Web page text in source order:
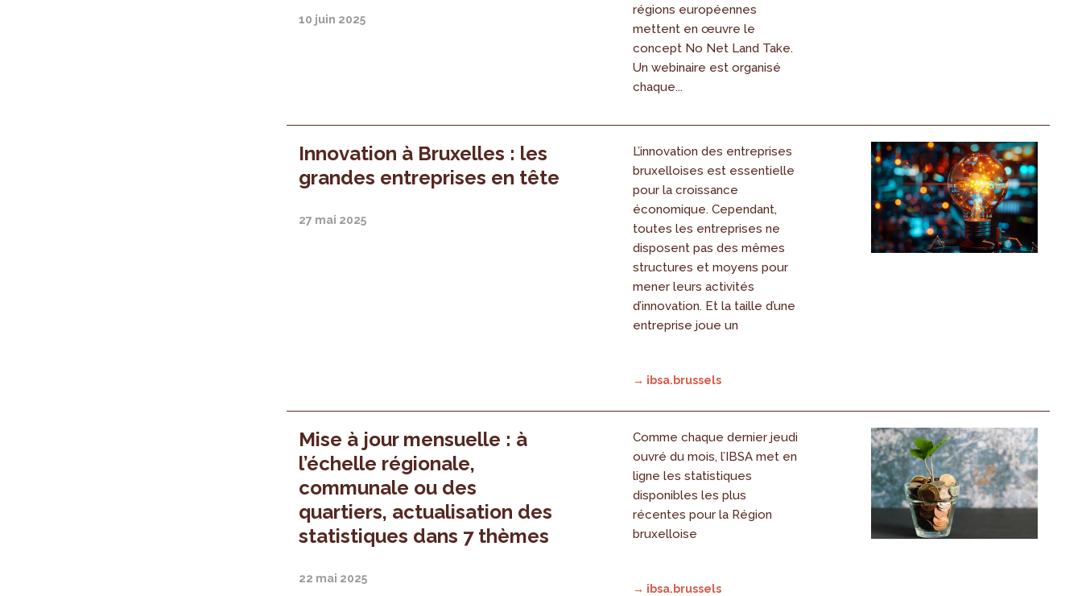
10 juin 2025
régions européennes
mettent en œuvre le
concept No Net Land Take.
Un webinaire est organisé
chaque...
Innovation à Bruxelles : les
grandes entreprises en tête
27 mai 2025
L’innovation des entreprises
bruxelloises est essentielle
pour la croissance
économique. Cependant,
toutes les entreprises ne
disposent pas des mêmes
structures et moyens pour
mener leurs activités
d’innovation. Et la taille d’une
entreprise joue un
→ ibsa.brussels
Mise à jour mensuelle : à
l’échelle régionale,
communale ou des
quartiers, actualisation des
statistiques dans 7 thèmes
22 mai 2025
Comme chaque dernier jeudi
ouvré du mois, l’IBSA met en
ligne les statistiques
disponibles les plus
récentes pour la Région
bruxelloise
→ ibsa.brussels